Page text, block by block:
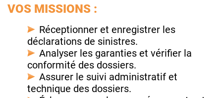
VOS MISSIONS :
Réceptionner et enregistrer les
déclarations de sinistres.
Analyser les garanties et vérifier la
conformité des dossiers.
Assurer le suivi administratif et
technique des dossiers.